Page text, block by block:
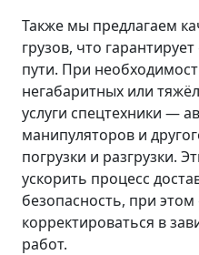
Также мы предлагаем
грузов, что
пути. При
негабаритных или
услуги спецтехники —
манипуляторов и
погрузки и разгрузки.
ускорить процесс
безопасность, при
корректироваться в
работ.